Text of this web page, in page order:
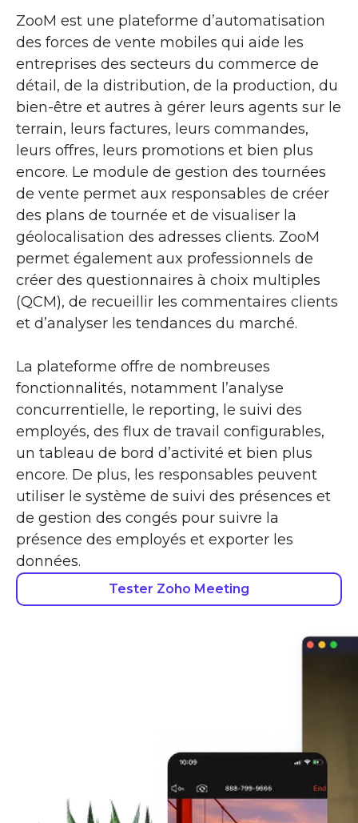
ZooM est une plateforme d’automatisation
des forces de vente mobiles qui aide les
entreprises des secteurs du commerce de
détail, de la distribution, de la production, du
bien-être et autres à gérer leurs agents sur le
terrain, leurs factures, leurs commandes,
leurs offres, leurs promotions et bien plus
encore. Le module de gestion des tournées
de vente permet aux responsables de créer
des plans de tournée et de visualiser la
géolocalisation des adresses clients. ZooM
permet également aux professionnels de
créer des questionnaires à choix multiples
(QCM), de recueillir les commentaires clients
et d’analyser les tendances du marché.
La plateforme offre de nombreuses
fonctionnalités, notamment l’analyse
concurrentielle, le reporting, le suivi des
employés, des flux de travail configurables,
un tableau de bord d’activité et bien plus
encore. De plus, les responsables peuvent
utiliser le système de suivi des présences et
de gestion des congés pour suivre la
présence des employés et exporter les
données.
Tester Zoho Meeting